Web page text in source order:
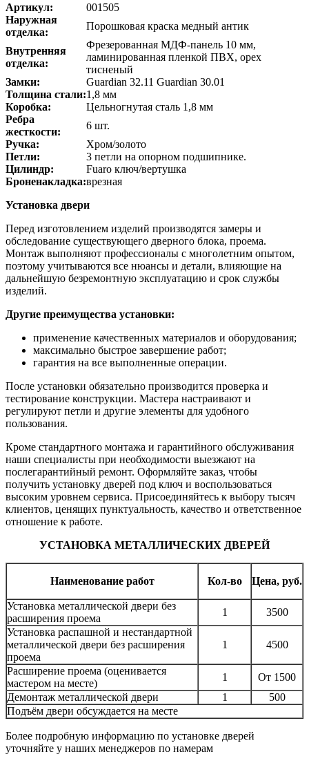
Артикул:
001505
Наружная
отделка:
Порошковая краска медный антик
Внутренняя
отделка:
Фрезерованная МДФ-панель 10 мм,
ламинированная пленкой ПВХ, орех
тисненый
Замки:
Guardian 32.11 Guardian 30.01
Толщина стали:1,8 мм
Коробка:
Цельногнутая сталь 1,8 мм
Ребра
жесткости:
6 шт.
Ручка:
Хром/золото
Петли:
3 петли на опорном подшипнике.
Цилиндр:
Fuaro ключ/вертушка
Броненакладка:врезная
Установка двери
Перед изготовлением изделий производятся замеры и
обследование существующего дверного блока, проема.
Монтаж выполняют профессионалы с многолетним опытом,
поэтому учитываются все нюансы и детали, влияющие на
дальнейшую безремонтную эксплуатацию и срок службы
изделий.
Другие преимущества установки:
применение качественных материалов и оборудования;
максимально быстрое завершение работ;
гарантия на все выполненные операции.
После установки обязательно производится проверка и
тестирование конструкции. Мастера настраивают и
регулируют петли и другие элементы для удобного
пользования.
Кроме стандартного монтажа и гарантийного обслуживания
наши специалисты при необходимости выезжают на
послегарантийный ремонт. Оформляйте заказ, чтобы
получить установку дверей под ключ и воспользоваться
высоким уровнем сервиса. Присоединяйтесь к выбору тысяч
клиентов, ценящих пунктуальность, качество и ответственное
отношение к работе.
УСТАНОВКА МЕТАЛЛИЧЕСКИХ ДВЕРЕЙ
Наименование работ Кол-во Цена, руб.
Установка металлической двери без
расширения проема
1
3500
Установка распашной и нестандартной
металлической двери без расширения
проема
1 4500
Расширение проема (оценивается
мастером на месте)
1
От 1500
Демонтаж металлической двери
1
500
Подъём двери обсуждается на месте
Более подробную информацию по установке дверей
уточняйте у наших менеджеров по намерам